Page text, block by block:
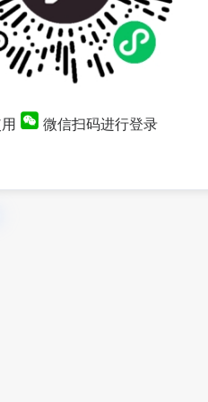
微信扫码进行登录